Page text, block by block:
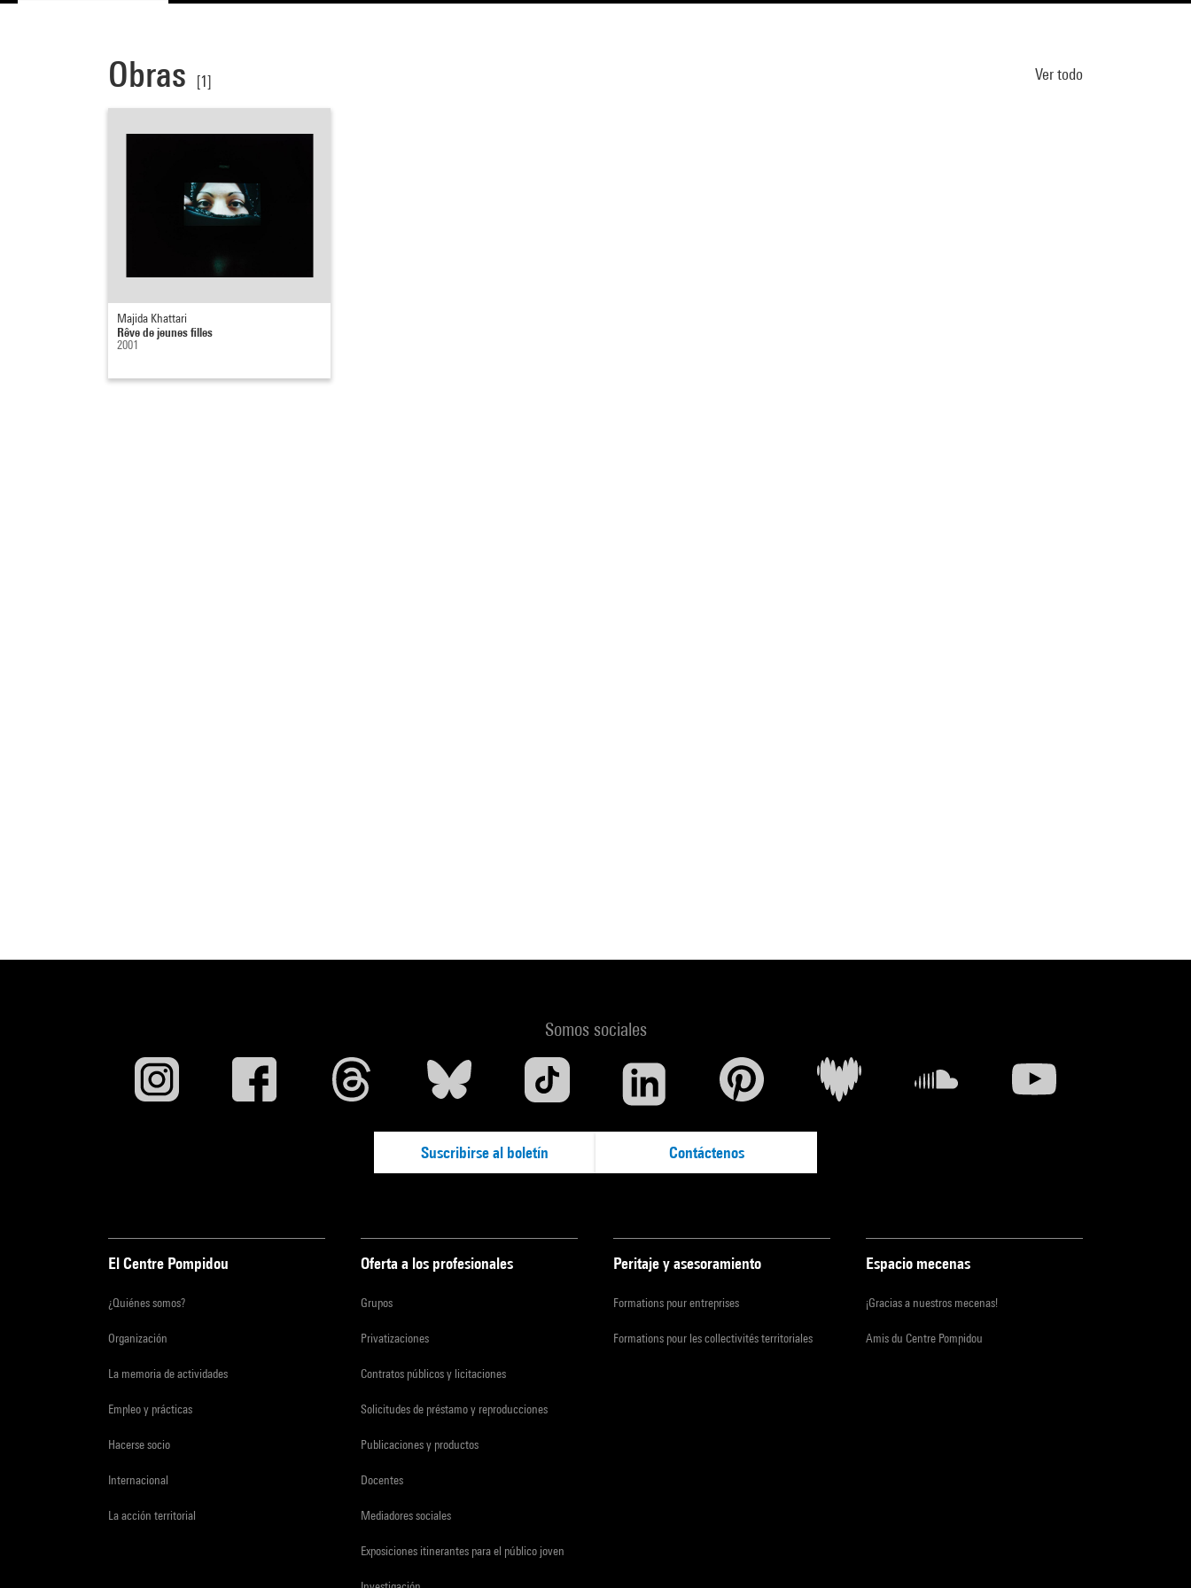
Obras [1] Ver todo
Majida Khattari
Rêve de jeunes filles
2001
Somos sociales
Suscribirse al boletín Contáctenos
El Centre Pompidou
¿Quiénes somos?
Organización
La memoria de actividades
Empleo y prácticas
Hacerse socio
Internacional
La acción territorial
Oferta a los profesionales
Grupos
Privatizaciones
Contratos públicos y licitaciones
Solicitudes de préstamo y reproducciones
Publicaciones y productos
Docentes
Mediadores sociales
Exposiciones itinerantes para el público joven
Peritaje y asesoramiento
Formations pour entreprises
Formations pour les collectivités territoriales
Espacio mecenas
¡Gracias a nuestros mecenas!
Amis du Centre Pompidou